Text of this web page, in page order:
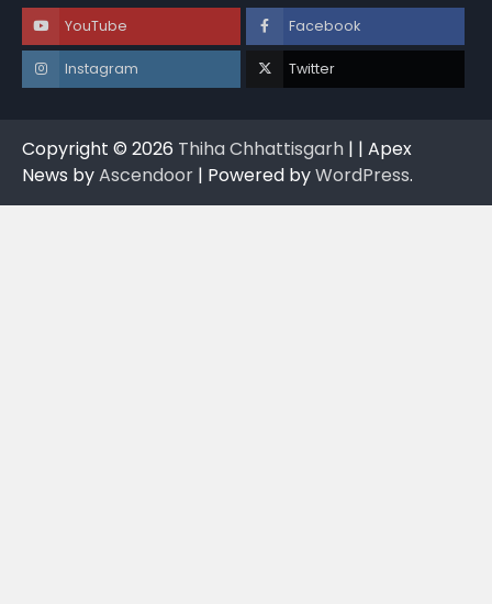
YouTube Facebook
Instagram Twitter
Copyright © 2026 Thiha Chhattisgarh | | Apex
News byAscendoor | Powered byWordPress.